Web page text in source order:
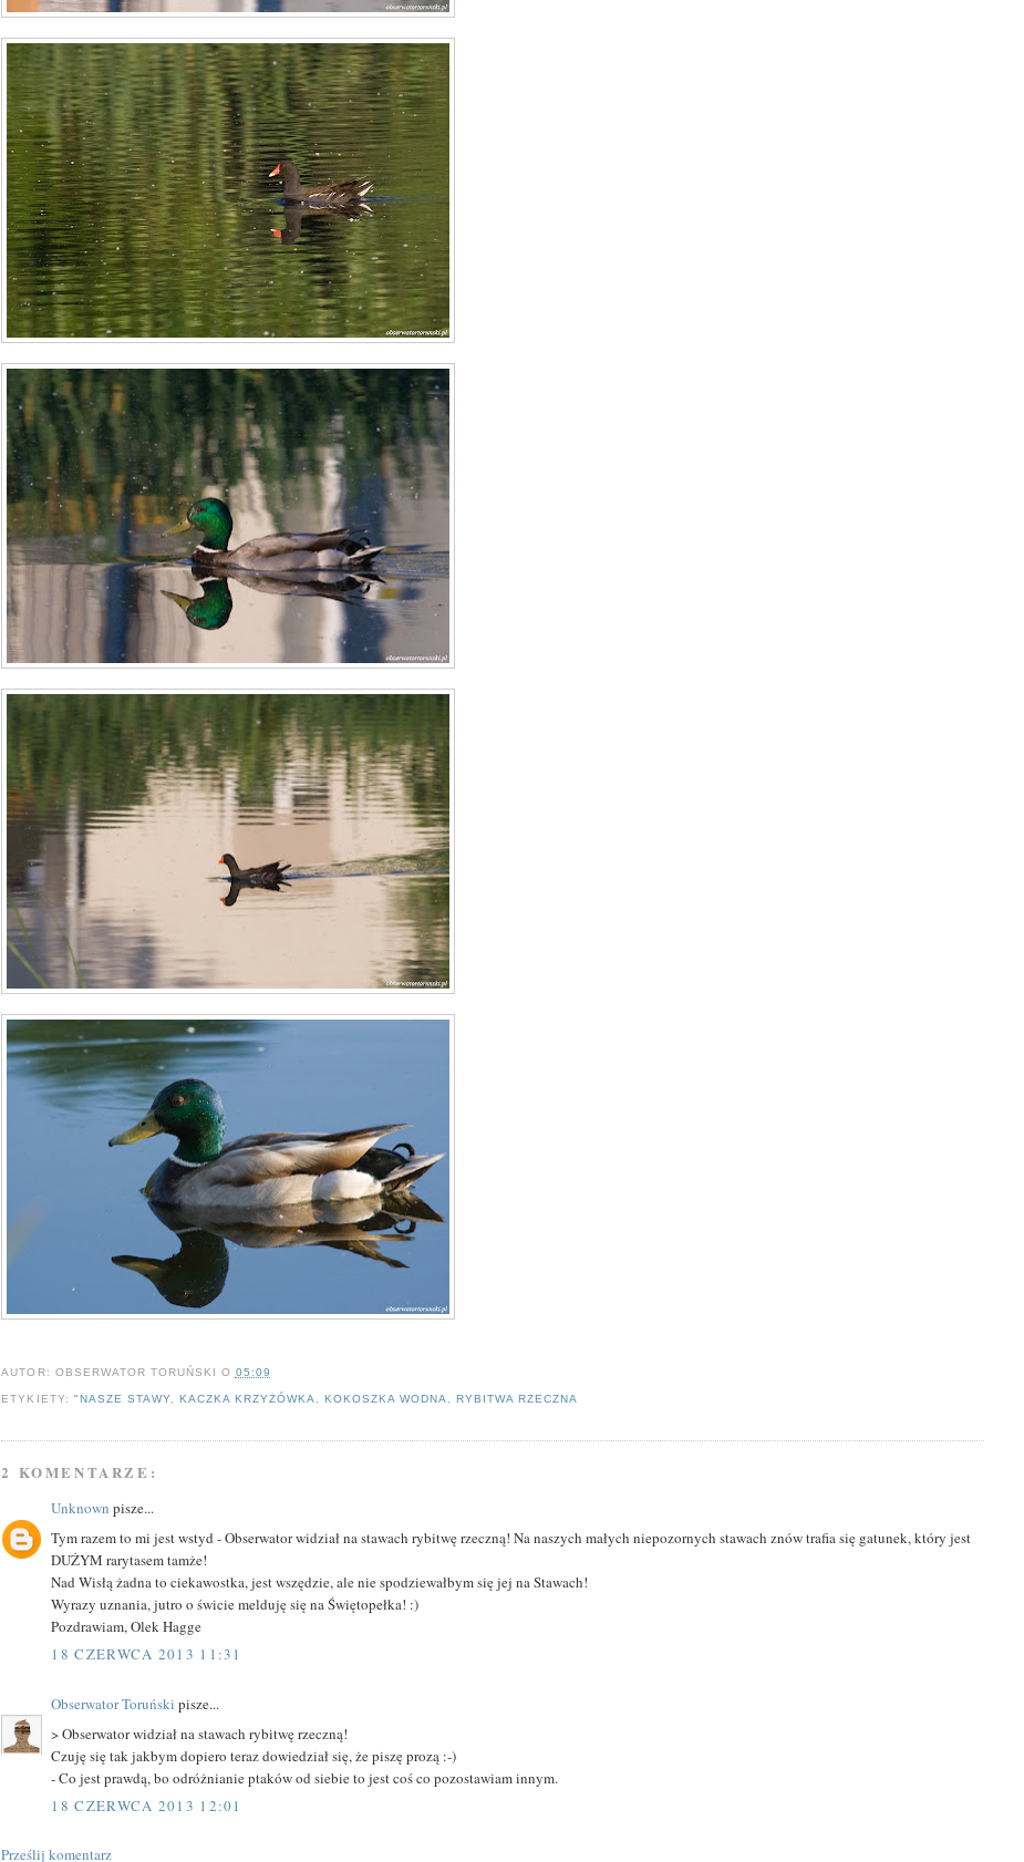
AUTOR: OBSERWATOR TORUŃSKI O 05:09
ETYKIETY: "NASZE STAWY, KACZKA KRZYŻÓWKA ,KOKOSZKA WODNA ,RYBITWA RZECZNA
2 KOMENTARZE:
Unknown pisze...
Tym razem to mi jest wstyd - Obserwator widział na stawach rybitwę rzeczną! Na naszych małych niepozornych stawach znów trafia się gatunek, który jest
DUŻYM rarytasem tamże!
Nad Wisłą żadna to ciekawostka, jest wszędzie, ale nie spodziewałbym się jej na Stawach!
Wyrazy uznania, jutro o świcie melduję się na Świętopełka! :)
Pozdrawiam, Olek Hagge
18 CZERWCA 2013 11:31
Obserwator Toruński pisze...
> Obserwator widział na stawach rybitwę rzeczną!
Czuję się tak jakbym dopiero teraz dowiedział się, że piszę prozą :-)
- Co jest prawdą, bo odróżnianie ptaków od siebie to jest coś co pozostawiam innym.
18 CZERWCA 2013 12:01
Prześlij komentarz